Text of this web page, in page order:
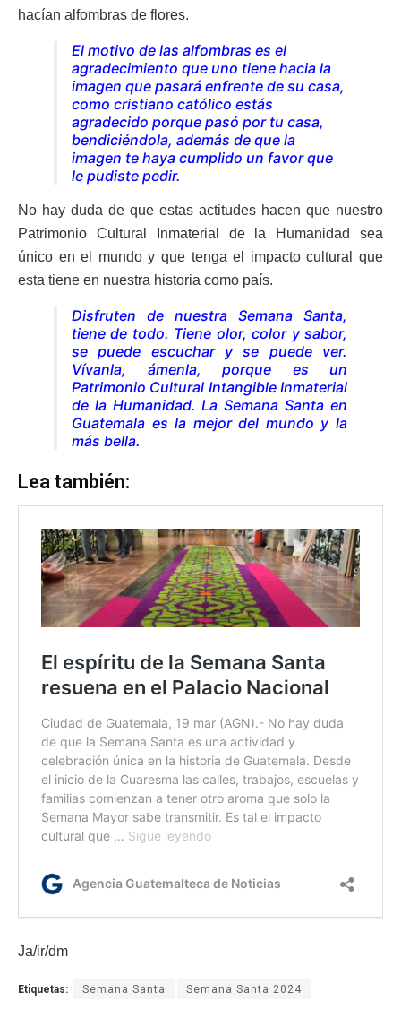
hacían alfombras de flores.
El motivo de las alfombras es el
agradecimiento que uno tiene hacia la
imagen que pasará enfrente de su casa,
como cristiano católico estás
agradecido porque pasó por tu casa,
bendiciéndola, además de que la
imagen te haya cumplido un favor que
le pudiste pedir.
No hay duda de que estas actitudes hacen que nuestro
Patrimonio Cultural Inmaterial de la Humanidad sea
único en el mundo y que tenga el impacto cultural que
esta tiene en nuestra historia como país.
Disfruten de nuestra Semana Santa,
tiene de todo. Tiene olor, color y sabor,
se puede escuchar y se puede ver.
Vívanla, ámenla, porque es un
Patrimonio Cultural Intangible Inmaterial
de la Humanidad. La Semana Santa en
Guatemala es la mejor del mundo y la
más bella.
Lea también:
Ja/ir/dm
Etiquetas: Semana Santa Semana Santa 2024